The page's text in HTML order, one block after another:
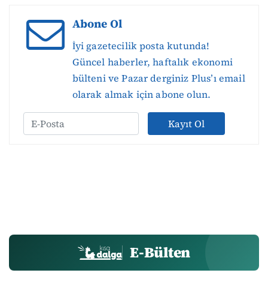
Abone Ol
İyi gazetecilik posta kutunda!
Güncel haberler, haftalık ekonomi
bülteni ve Pazar derginiz Plus’ı email
olarak almak için abone olun.
Kayıt Ol
E-Bülten